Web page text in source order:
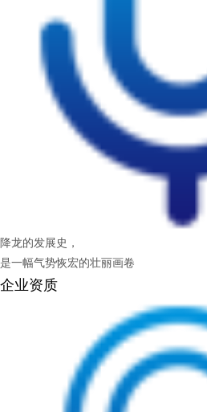
降龙的发展史，
是一幅气势恢宏的壮丽画卷
企业资质